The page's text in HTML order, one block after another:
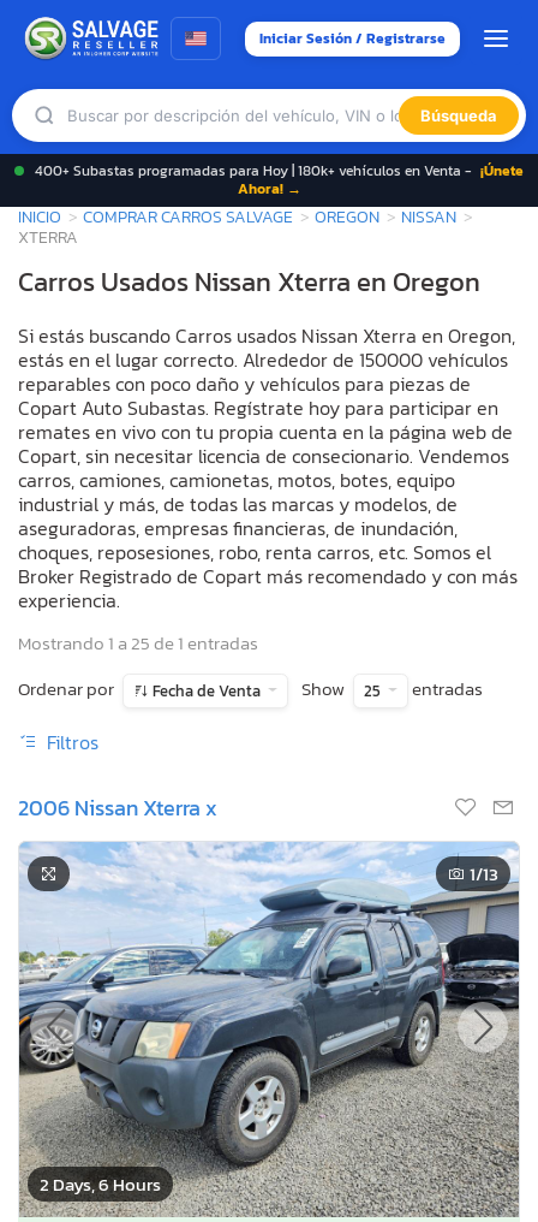
Iniciar Sesión / Registrarse
Búsqueda
400+ Subastas programadas para Hoy | 180k+ vehículos en Venta - ¡Únete
Ahora! →
INICIO COMPRAR CARROS SALVAGE OREGON
NISSAN
XTERRA
Carros Usados Nissan Xterra en Oregon
Si estás buscando Carros usados Nissan Xterra en Oregon,
estás en el lugar correcto. Alrededor de 150000 vehículos
reparables con poco daño y vehículos para piezas de
Copart Auto Subastas. Regístrate hoy para participar en
remates en vivo con tu propia cuenta en la página web de
Copart, sin necesitar licencia de consecionario. Vendemos
carros, camiones, camionetas, motos, botes, equipo
industrial y más, de todas las marcas y modelos, de
aseguradoras, empresas financieras, de inundación,
choques, reposesiones, robo, renta carros, etc. Somos el
Broker Registrado de Copart más recomendado y con más
experiencia.
Mostrando 1 a 25 de 1 entradas
Ordenar por
Fecha de Venta Show 25 entradas
Filtros
2006 Nissan Xterra x
2 Days, 6 Hours
1/13